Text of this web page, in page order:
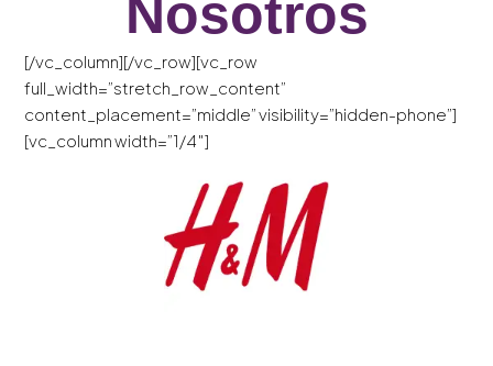
Nosotros
[/vc_column][/vc_row][vc_row
full_width=”stretch_row_content”
content_placement=”middle” visibility=”hidden-phone”]
[vc_column width=”1/4″]